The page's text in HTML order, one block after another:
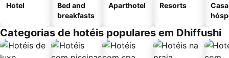
Hotel
Bed and
breakfasts
Aparthotel Resorts
Categorias de hotéis populares em Dhiffushi